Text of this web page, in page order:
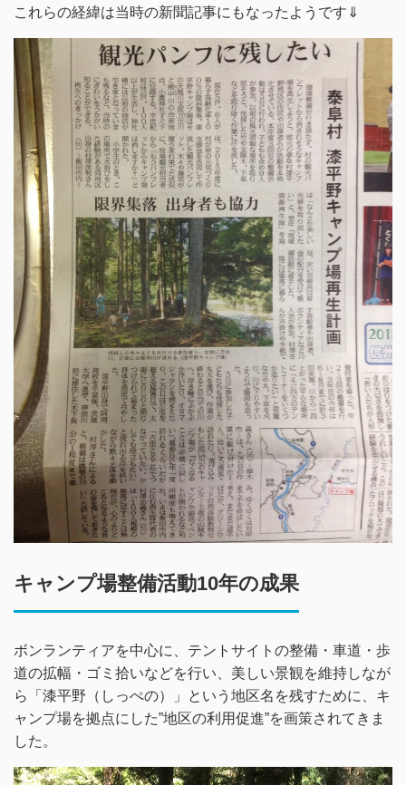
これらの経緯は当時の新聞記事にもなったようです⇓
キャンプ場整備活動10年の成果
ボンランティアを中心に、テントサイトの整備・車道・歩
道の拡幅・ゴミ拾いなどを行い、美しい景観を維持しなが
ら「漆平野（しっぺの）」という地区名を残すために、キ
ャンプ場を拠点にした”地区の利用促進”を画策されてきま
した。